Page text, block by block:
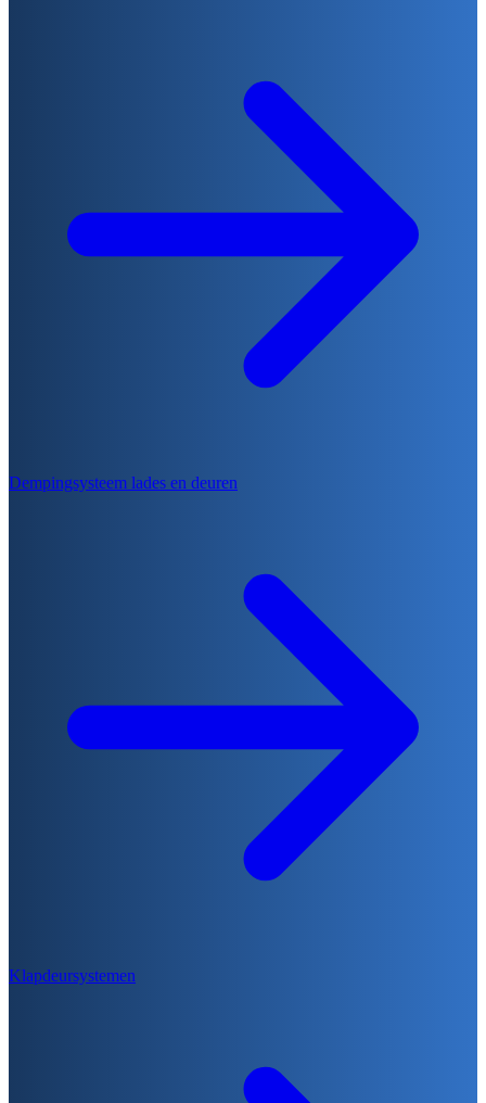
Dempingsysteem lades en deuren
Klapdeursystemen